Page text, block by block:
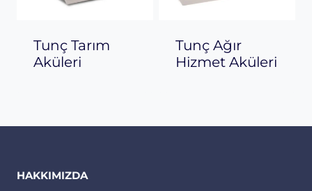
Tunç Tarım
Aküleri
Tunç Ağır
Hizmet Aküleri
HAKKIMIZDA